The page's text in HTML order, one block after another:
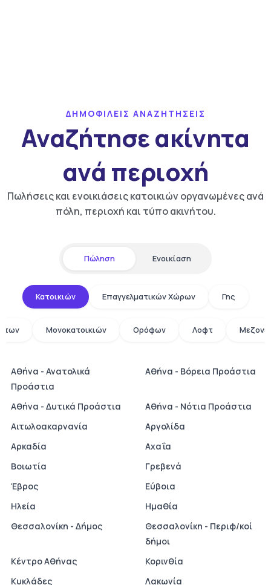
ΔΗΜΟΦΙΛΕΙΣ ΑΝΑΖΗΤΗΣΕΙΣ
Αναζήτησε ακίνητα
ανά περιοχή
Πωλήσεις και ενοικιάσεις κατοικιών οργανωμένες ανά
πόλη, περιοχή και τύπο ακινήτου.
Πώληση Ενοικίαση
Κατοικιών Επαγγελματικών Χώρων Γης
Μονοκατοικιών Ορόφων Λοφτ
Αθήνα - Ανατολικά
Προάστια
Αθήνα - Βόρεια Προάστια
Αθήνα - Δυτικά Προάστια
Αθήνα - Νότια Προάστια
Αιτωλοακαρνανία
Αργολίδα
Αρκαδία
Αχαΐα
Βοιωτία
Γρεβενά
Έβρος
Εύβοια
Ηλεία
Ημαθία
Θεσσαλονίκη - Δήμος
Θεσσαλονίκη - Περιφ/κοί
δήμοι
Κέντρο Αθήνας
Κορινθία
Κυκλάδες
Λακωνία